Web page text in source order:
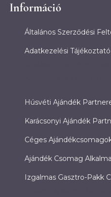
Információ
Általános Szerződési
Adatkezelési Tájékoztató
Húsvéti Ajándék
Karácsonyi Ajándék
Céges
Ajándék Csomag
Izgalmas Gasztro-Pakk